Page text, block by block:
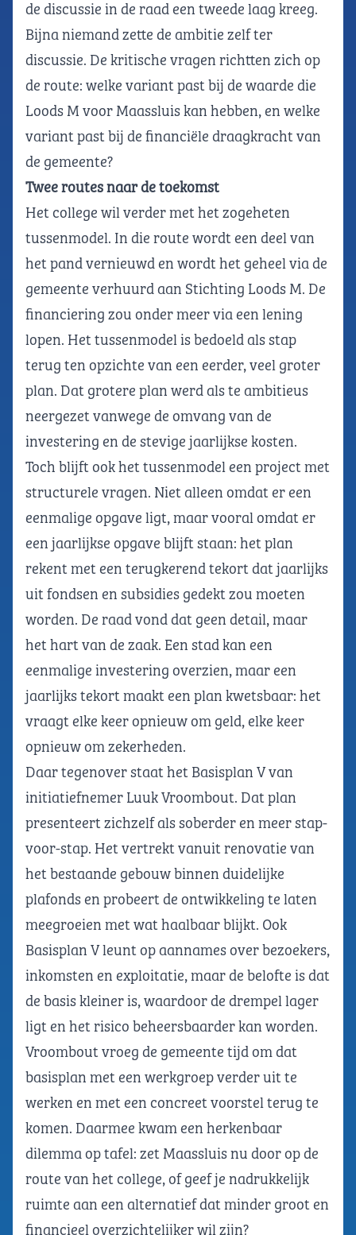
de discussie in de raad een tweede laag kreeg.
Bijna niemand zette de ambitie zelf ter
discussie. De kritische vragen richtten zich op
de route: welke variant past bij de waarde die
Loods M voor Maassluis kan hebben, en welke
variant past bij de financiële draagkracht van
de gemeente?
Twee routes naar de toekomst
Het college wil verder met het zogeheten
tussenmodel. In die route wordt een deel van
het pand vernieuwd en wordt het geheel via de
gemeente verhuurd aan Stichting Loods M. De
financiering zou onder meer via een lening
lopen. Het tussenmodel is bedoeld als stap
terug ten opzichte van een eerder, veel groter
plan. Dat grotere plan werd als te ambitieus
neergezet vanwege de omvang van de
investering en de stevige jaarlijkse kosten.
Toch blijft ook het tussenmodel een project met
structurele vragen. Niet alleen omdat er een
eenmalige opgave ligt, maar vooral omdat er
een jaarlijkse opgave blijft staan: het plan
rekent met een terugkerend tekort dat jaarlijks
uit fondsen en subsidies gedekt zou moeten
worden. De raad vond dat geen detail, maar
het hart van de zaak. Een stad kan een
eenmalige investering overzien, maar een
jaarlijks tekort maakt een plan kwetsbaar: het
vraagt elke keer opnieuw om geld, elke keer
opnieuw om zekerheden.
Daar tegenover staat het Basisplan V van
initiatiefnemer Luuk Vroombout. Dat plan
presenteert zichzelf als soberder en meer stap-
voor-stap. Het vertrekt vanuit renovatie van
het bestaande gebouw binnen duidelijke
plafonds en probeert de ontwikkeling te laten
meegroeien met wat haalbaar blijkt. Ook
Basisplan V leunt op aannames over bezoekers,
inkomsten en exploitatie, maar de belofte is dat
de basis kleiner is, waardoor de drempel lager
ligt en het risico beheersbaarder kan worden.
Vroombout vroeg de gemeente tijd om dat
basisplan met een werkgroep verder uit te
werken en met een concreet voorstel terug te
komen. Daarmee kwam een herkenbaar
dilemma op tafel: zet Maassluis nu door op de
route van het college, of geef je nadrukkelijk
ruimte aan een alternatief dat minder groot en
financieel overzichtelijker wil zijn?